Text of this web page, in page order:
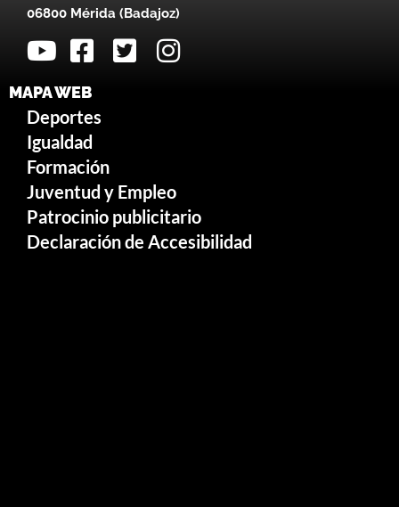
06800 Mérida (Badajoz)
MAPA WEB
Deportes
Igualdad
Formación
Juventud y Empleo
Patrocinio publicitario
Declaración de Accesibilidad